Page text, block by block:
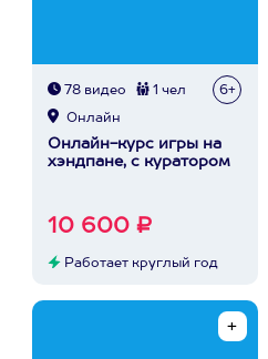
78 видео 1 чел 6+
Онлайн
Онлайн-курс игры на
хэндпане, с куратором
10 600 ₽
Работает круглый год